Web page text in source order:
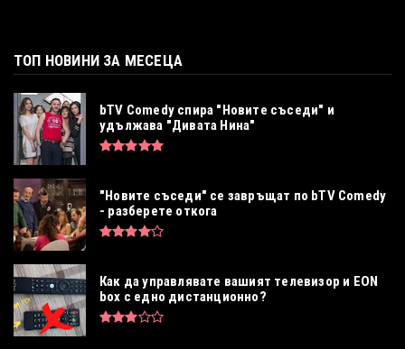
ТОП НОВИНИ ЗА МЕСЕЦА
bTV Comedy спира "Новите съседи" и
удължава "Дивата Нина"
"Новите съседи" се завръщат по bTV Comedy
- разберете откога
Как да управлявате вашият телевизор и EON
box с едно дистанционно?